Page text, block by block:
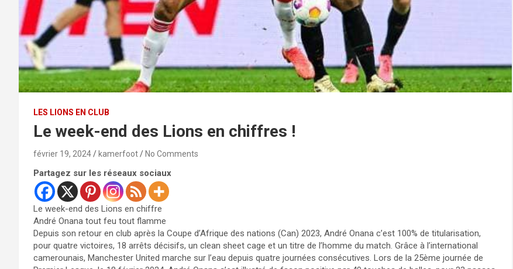
LES LIONS EN CLUB
Le week-end des Lions en chiffres !
février 19, 2024 kamerfoot No Comments
Partagez sur les réseaux sociaux
Le week-end des Lions en chiffre
André Onana tout feu tout flamme
Depuis son retour en club après la Coupe d’Afrique des nations (Can) 2023, André Onana c’est 100% de titularisation,
pour quatre victoires, 18 arrêts décisifs, un clean sheet cage et un titre de l’homme du match. Grâce à l’international
camerounais, Manchester United marche sur l’eau depuis quatre journées consécutives. Lors de la 25ème journée de